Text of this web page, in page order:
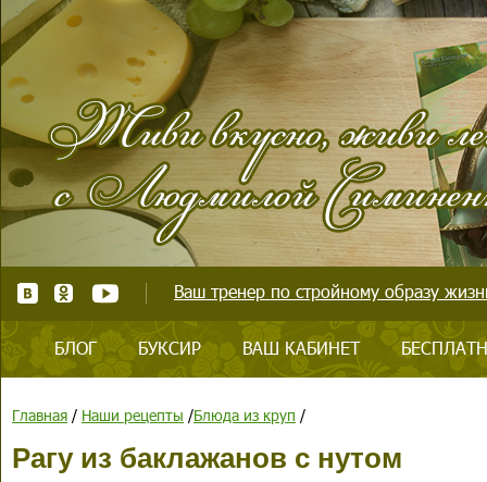
Ваш тренер по стройному образу
БЛОГ БУКСИР ВАШ КАБИНЕТ
Главная / Наши рецепты /Блюда из круп /
Рагу из баклажанов с нутом